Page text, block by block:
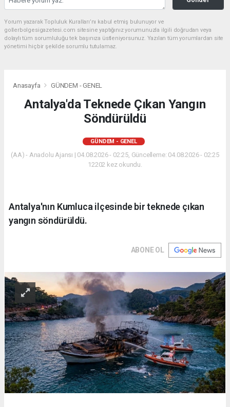
Yorum yazarak Topluluk Kuralları’nı kabul etmiş bulunuyor ve
gollerbolgesigazetesi.com sitesine yaptığınız yorumunuzla ilgili doğrudan veya
dolaylı tüm sorumluluğu tek başınıza üstleniyorsunuz. Yazılan tüm yorumlardan site
yönetimi hiçbir şekilde sorumlu tutulamaz.
Anasayfa GÜNDEM - GENEL
Antalya'da Teknede Çıkan Yangın
Söndürüldü
GÜNDEM - GENEL
(AA) - Anadolu Ajansı | 04.08.2026 - 02:25, Güncelleme: 04.08.2026 - 02:25
12202 kez okundu.
Antalya'nın Kumluca ilçesinde bir teknede çıkan
yangın söndürüldü.
ABONE OL